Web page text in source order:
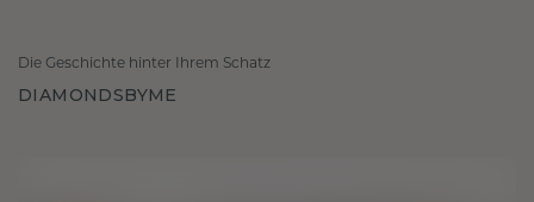
Die Geschichte hinter Ihrem Schatz
DIAMONDSBYME